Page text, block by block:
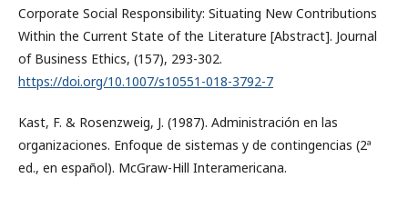
Corporate Social Responsibility: Situating New Contributions
Within the Current State of the Literature [Abstract]. Journal
of Business Ethics, (157), 293-302.
https://doi.org/10.1007/s10551-018-3792-7
Kast, F. & Rosenzweig, J. (1987). Administración en las
organizaciones. Enfoque de sistemas y de contingencias (2ª
ed., en español). McGraw-Hill Interamericana.